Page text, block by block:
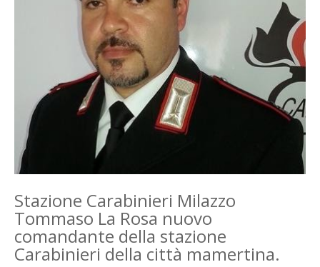
Stazione Carabinieri Milazzo
Tommaso La Rosa nuovo
comandante della stazione
Carabinieri della città mamertina.